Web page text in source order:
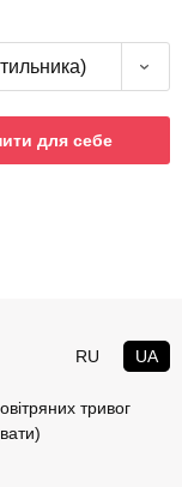
для себе
RU UA
тривог